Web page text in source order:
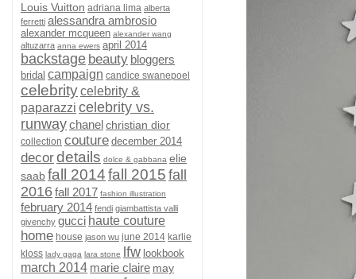
Louis Vuitton adriana lima alberta
ferretti alessandra ambrosio
alexander mcqueen alexander wang
altuzarra anna ewers april 2014
backstage beauty bloggers
bridal campaign candice swanepoel
celebritycelebrity &
paparazzi celebrity vs.
runwaychanelchristian dior
collection couture december 2014
decordetails dolce & gabbana elie
saabfall 2014fall 2015 fall
2016fall 2017 fashion illustration
february 2014 fendi giambattista valli
givenchy gucci haute couture
home house jason wu june 2014 karlie
kloss lady gaga lara stone lfw lookbook
march 2014 marie claire may